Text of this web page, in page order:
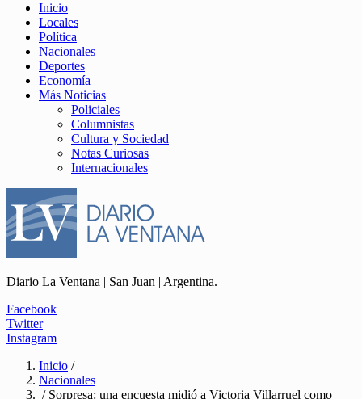
Inicio
Locales
Política
Nacionales
Deportes
Economía
Más Noticias
Policiales
Columnistas
Cultura y Sociedad
Notas Curiosas
Internacionales
Diario La Ventana | San Juan | Argentina.
Facebook
Twitter
Instagram
Inicio /
Nacionales
/ Sorpresa: una encuesta midió a Victoria Villarruel como